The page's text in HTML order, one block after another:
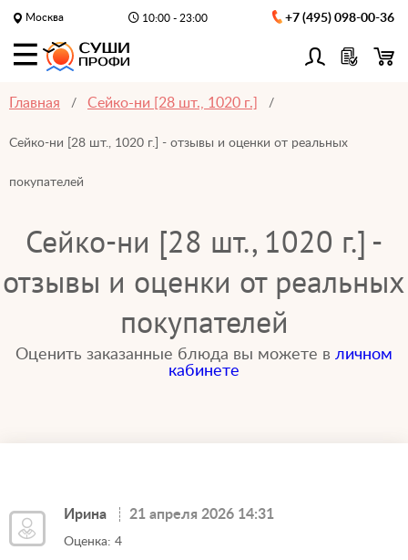
Москва 10:00 - 23:00 +7 (495) 098-00-36
Главная Сейко-ни [28 шт., 1020 г.]
Сейко-ни [28 шт., 1020 г.] - отзывы и оценки от реальных
покупателей
Сейко-ни [28 шт., 1020 г.] -
отзывы и оценки от реальных
покупателей
Оценить заказанные блюда вы можете в личном
кабинете
Ирина 21 апреля 2026 14:31
Оценка: 4